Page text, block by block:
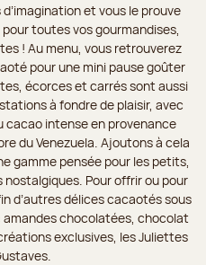
et vous le prouve
toutes vos gourmandises,
! Au menu, vous retrouverez
pour une mini pause goûter
écorces et carrés sont aussi
à fondre de plaisir, avec
cacao intense en provenance
du Venezuela. Ajoutons à cela
gamme pensée pour les petits,
Pour offrir ou pour
d’autres délices cacaotés sous
chocolatées, chocolat
exclusives, les Juliettes